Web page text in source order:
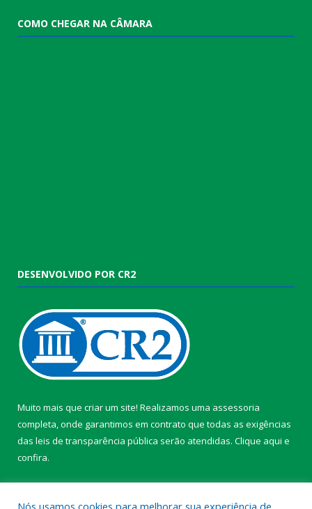
COMO CHEGAR NA CÂMARA
DESENVOLVIDO POR CR2
Muito mais que criar um site! Realizamos uma assessoria
completa, onde garantimos em contrato que todas as exigências
das leis de transparência pública serão atendidas. Clique aqui e
confira.
Nós usamos cookies para melhorar sua experiência de